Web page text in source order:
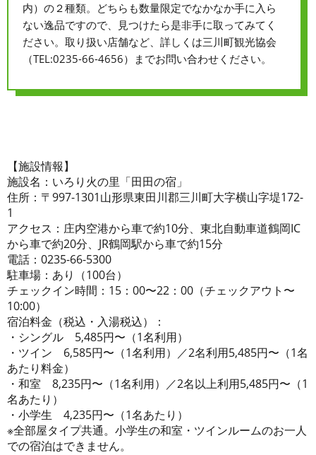
内）の２種類。どちらも数量限定でなかなか手に入ら
ない逸品ですので、見つけたら是非手に取ってみてく
ださい。取り扱い店舗など、詳しくは三川町観光協会
（TEL:0235-66-4656）までお問い合わせください。
【施設情報】
施設名：いろり火の里「田田の宿」
住所：〒997-1301山形県東田川郡三川町大字横山字堤172-
1
アクセス：庄内空港から車で約10分、東北自動車道鶴岡IC
から車で約20分、JR鶴岡駅から車で約15分
電話：0235-66-5300
駐車場：あり（100台）
チェックイン時間：15：00〜22：00（チェックアウト〜
10:00）
宿泊料金（税込・入湯税込）：
・シングル 5,485円〜（1名利用）
・ツイン 6,585円〜（1名利用）／2名利用5,485円〜（1名
あたり料金）
・和室 8,235円〜（1名利用）／2名以上利用5,485円〜（1
名あたり）
・小学生 4,235円〜（1名あたり）
※全部屋タイプ共通。小学生の和室・ツインルームのお一人
での宿泊はできません。